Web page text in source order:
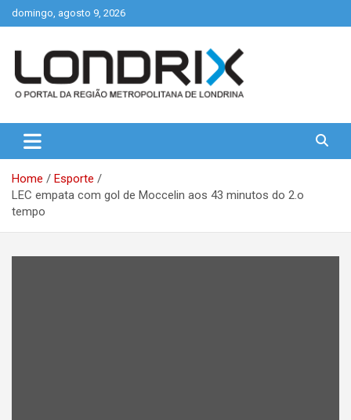
Skip
to
domingo, agosto 9, 2026
Londrix
Home
Esporte
LEC empata com gol de Moccelin aos 43 minutos do 2.o
tempo